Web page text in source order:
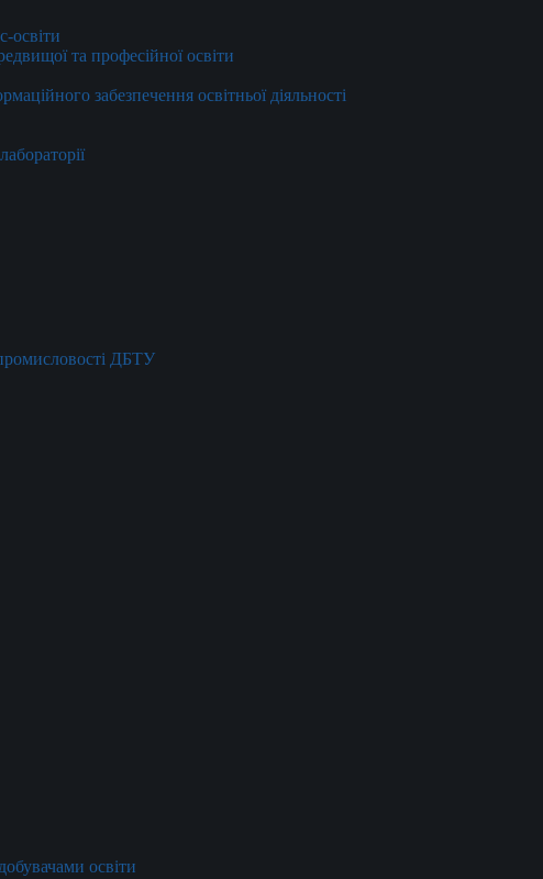
освіти
та професійної освіти
забезпечення освітньої діяльності
ДБТУ
освіти